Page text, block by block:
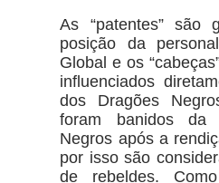
As “patentes” são
posição da
Global e os
influenciados
dos Dragões
foram banidos da
Negros após a
por isso são
de rebeldes.